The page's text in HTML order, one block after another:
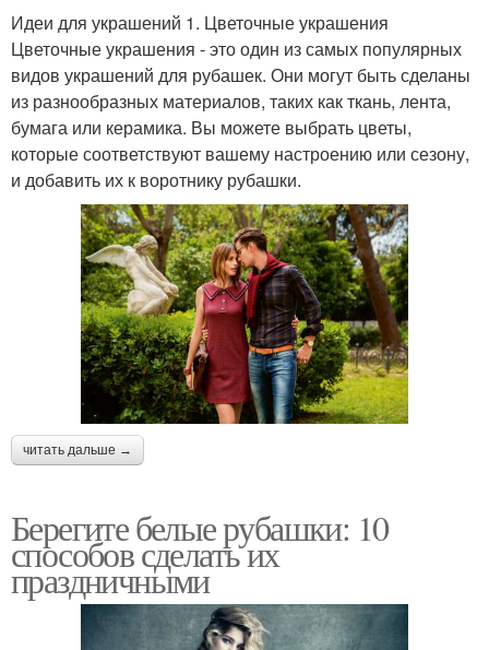
Идеи для украшений 1. Цветочные украшения
Цветочные украшения - это один из самых популярных
видов украшений для рубашек. Они могут быть сделаны
из разнообразных материалов, таких как ткань, лента,
бумага или керамика. Вы можете выбрать цветы,
которые соответствуют вашему настроению или сезону,
и добавить их к воротнику рубашки.
читать дальше →
Берегите белые рубашки: 10
способов сделать их
праздничными